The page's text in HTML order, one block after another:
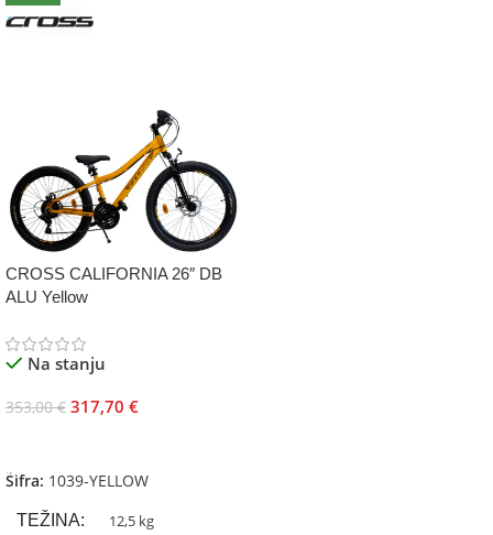
CROSS CALIFORNIA 26″ DB
ALU Yellow
Na stanju
353,00€ 317,70 €
Šifra: 1039-YELLOW
TEŽINA 12,5 kg